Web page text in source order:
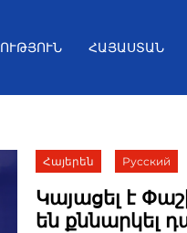
ՀԱՅԱՍՏԱՆ
Հայերեն Русский
Կայացել է
են քննարկել